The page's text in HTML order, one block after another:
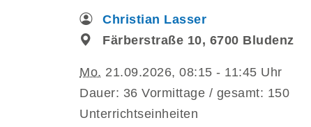
Christian Lasser
Färberstraße 10, 6700 Bludenz
Mo. 21.09.2026, 08:15 - 11:45 Uhr
Dauer: 36 Vormittage / gesamt: 150
Unterrichtseinheiten